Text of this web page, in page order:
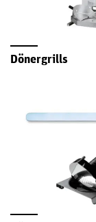
Dönergrills